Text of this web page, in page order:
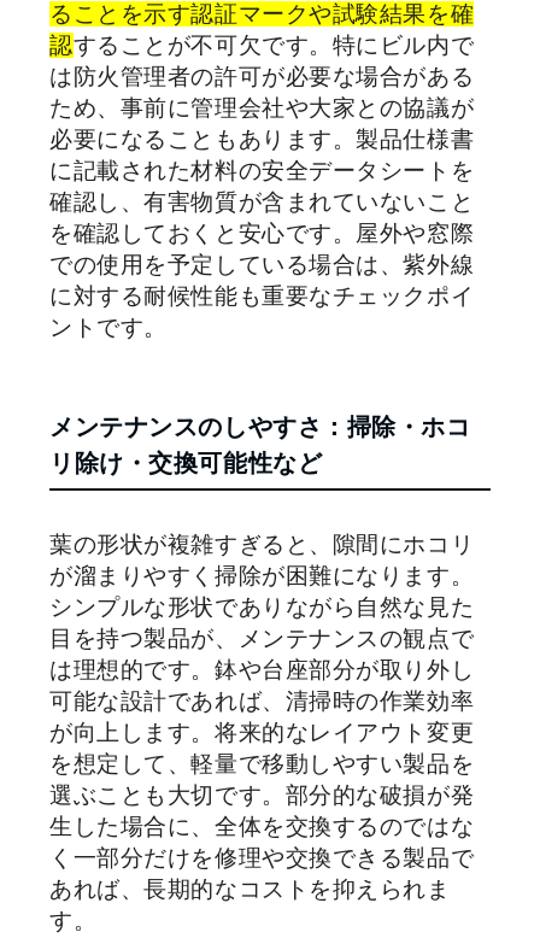
ることを示す認証マークや試験結果を確
認することが不可欠です。特にビル内で
は防火管理者の許可が必要な場合がある
ため、事前に管理会社や大家との協議が
必要になることもあります。製品仕様書
に記載された材料の安全データシートを
確認し、有害物質が含まれていないこと
を確認しておくと安心です。屋外や窓際
での使用を予定している場合は、紫外線
に対する耐候性能も重要なチェックポイ
ントです。
メンテナンスのしやすさ：掃除・ホコ
リ除け・交換可能性など
葉の形状が複雑すぎると、隙間にホコリ
が溜まりやすく掃除が困難になります。
シンプルな形状でありながら自然な見た
目を持つ製品が、メンテナンスの観点で
は理想的です。鉢や台座部分が取り外し
可能な設計であれば、清掃時の作業効率
が向上します。将来的なレイアウト変更
を想定して、軽量で移動しやすい製品を
選ぶことも大切です。部分的な破損が発
生した場合に、全体を交換するのではな
く一部分だけを修理や交換できる製品で
あれば、長期的なコストを抑えられま
す。